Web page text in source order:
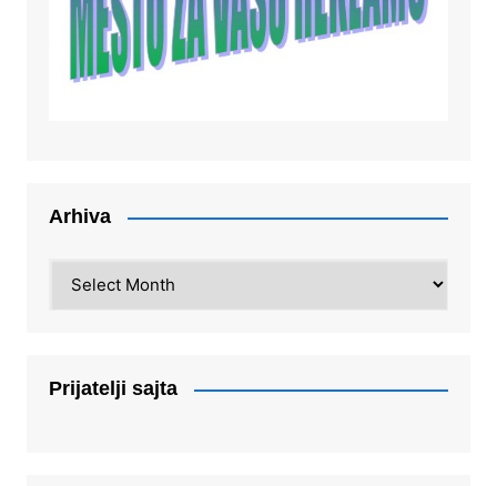
Arhiva
Prijatelji sajta